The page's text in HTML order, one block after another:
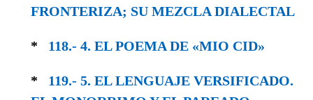
FRONTERIZA; SU MEZCLA DIALECTAL
* 118.- 4. EL POEMA DE «MIO CID»
* 119.- 5. EL LENGUAJE VERSIFICADO.